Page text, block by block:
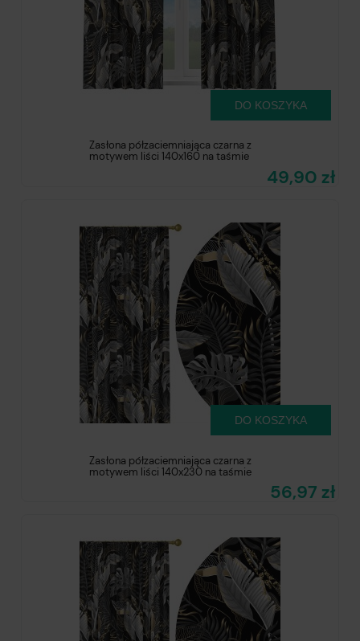
Zasłona półzaciemniająca czarna z
motywem liści 140x160 na taśmie
49,90 zł
DO KOSZYKA
Zasłona półzaciemniająca czarna z
motywem liści 140x230 na taśmie
56,97 zł
DO KOSZYKA